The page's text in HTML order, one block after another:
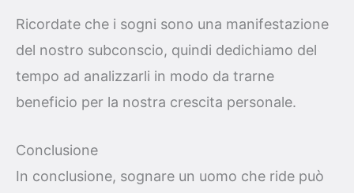
Ricordate che i sogni sono una manifestazione
del nostro subconscio, quindi dedichiamo del
tempo ad analizzarli in modo da trarne
beneficio per la nostra crescita personale.
Conclusione
In conclusione, sognare un uomo che ride può